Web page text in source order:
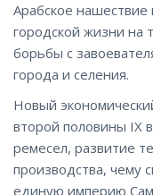
Арабское
городской жизни на
борьбы с
города и селения.
Новый
второй половины IХ
ремесел, развитие
производства, чему
единую империю